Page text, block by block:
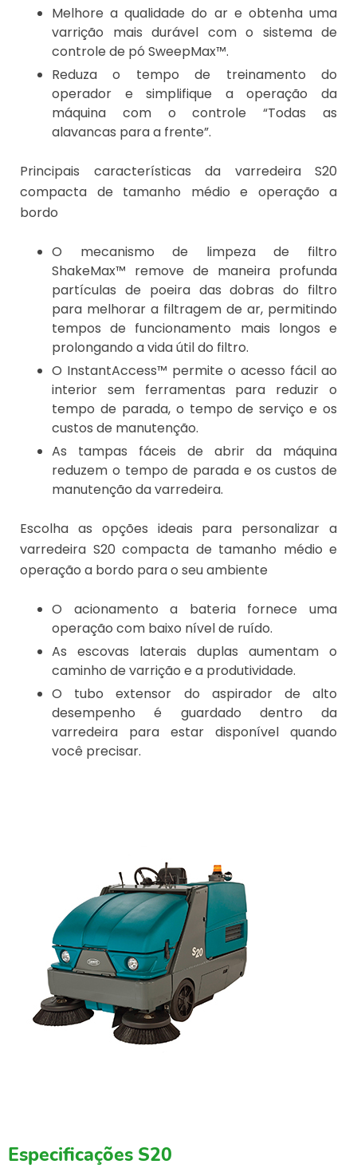
Melhore a qualidade do ar e obtenha uma
varrição mais durável com o sistema de
controle de pó SweepMax™.
Reduza o tempo de treinamento do
operador e simplifique a operação da
máquina com o controle “Todas as
alavancas para a frente”.
Principais características da varredeira S20
compacta de tamanho médio e operação a
bordo
O mecanismo de limpeza de filtro
ShakeMax™ remove de maneira profunda
partículas de poeira das dobras do filtro
para melhorar a filtragem de ar, permitindo
tempos de funcionamento mais longos e
prolongando a vida útil do filtro.
O InstantAccess™ permite o acesso fácil ao
interior sem ferramentas para reduzir o
tempo de parada, o tempo de serviço e os
custos de manutenção.
As tampas fáceis de abrir da máquina
reduzem o tempo de parada e os custos de
manutenção da varredeira.
Escolha as opções ideais para personalizar a
varredeira S20 compacta de tamanho médio e
operação a bordo para o seu ambiente
O acionamento a bateria fornece uma
operação com baixo nível de ruído.
As escovas laterais duplas aumentam o
caminho de varrição e a produtividade.
O tubo extensor do aspirador de alto
desempenho é guardado dentro da
varredeira para estar disponível quando
você precisar.
Especificações S20